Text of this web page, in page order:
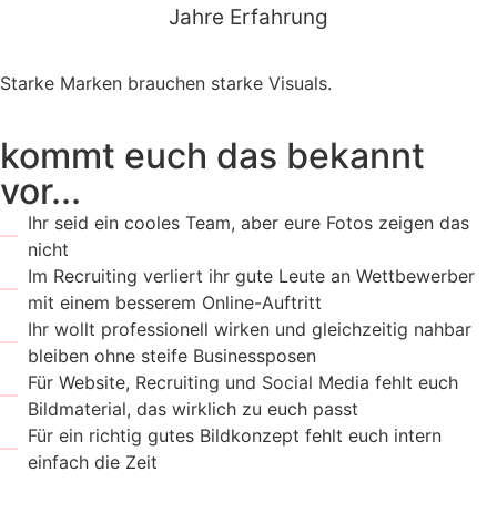
Jahre Erfahrung
Starke Marken brauchen starke Visuals.
kommt euch das bekannt
vor...
Ihr seid ein cooles Team, aber eure Fotos zeigen das
nicht
Im Recruiting verliert ihr gute Leute an Wettbewerber
mit einem besserem Online-Auftritt
Ihr wollt professionell wirken und gleichzeitig nahbar
bleiben ohne steife Businessposen
Für Website, Recruiting und Social Media fehlt euch
Bildmaterial, das wirklich zu euch passt
Für ein richtig gutes Bildkonzept fehlt euch intern
einfach die Zeit